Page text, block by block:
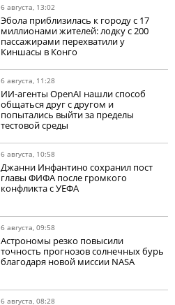
6 августа, 13:02
Эбола приблизилась к городу с 17
миллионами жителей: лодку с 200
пассажирами перехватили у
Киншасы в Конго
6 августа, 11:28
ИИ-агенты OpenAI нашли способ
общаться друг с другом и
попытались выйти за пределы
тестовой среды
6 августа, 10:58
Джанни Инфантино сохранил пост
главы ФИФА после громкого
конфликта с УЕФА
6 августа, 09:58
Астрономы резко повысили
точность прогнозов солнечных бурь
благодаря новой миссии NASA
6 августа, 08:28